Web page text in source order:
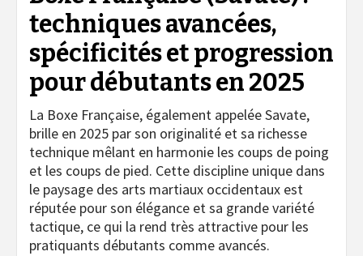
techniques avancées,
spécificités et progression
pour débutants en 2025
La Boxe Française, également appelée Savate,
brille en 2025 par son originalité et sa richesse
technique mêlant en harmonie les coups de poing
et les coups de pied. Cette discipline unique dans
le paysage des arts martiaux occidentaux est
réputée pour son élégance et sa grande variété
tactique, ce qui la rend très attractive pour les
pratiquants débutants comme avancés.